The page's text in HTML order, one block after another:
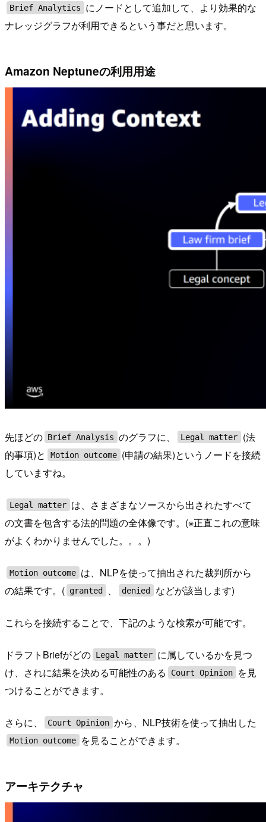
Brief Analytics
にノードとして追加して、より効果的な
ナレッジグラフが利用できるという事だと思います。
Amazon Neptuneの利用用途
先ほどの Brief Analysis のグラフに、 Legal matter
(法
的事項)と
Motion outcome (申請の結果)というノードを接続
していますね。
Legal matter は、さまざまなソースから出されたすべて
の文書を包含する法的問題の全体像です。(※正直これの意味
がよくわかりませんでした。。。)
Motion outcome は、NLPを使って抽出された裁判所から
の結果です。( granted 、 denied などが該当します)
これらを接続することで、下記のような検索が可能です。
ドラフトBriefがどの Legal matter に属しているかを見つ
け、されに結果を決める可能性のある
Court Opinion
を見
つけることができます。
さらに、 Court Opinion から、NLP技術を使って抽出した
Motion outcome を見ることができます。
アーキテクチャ